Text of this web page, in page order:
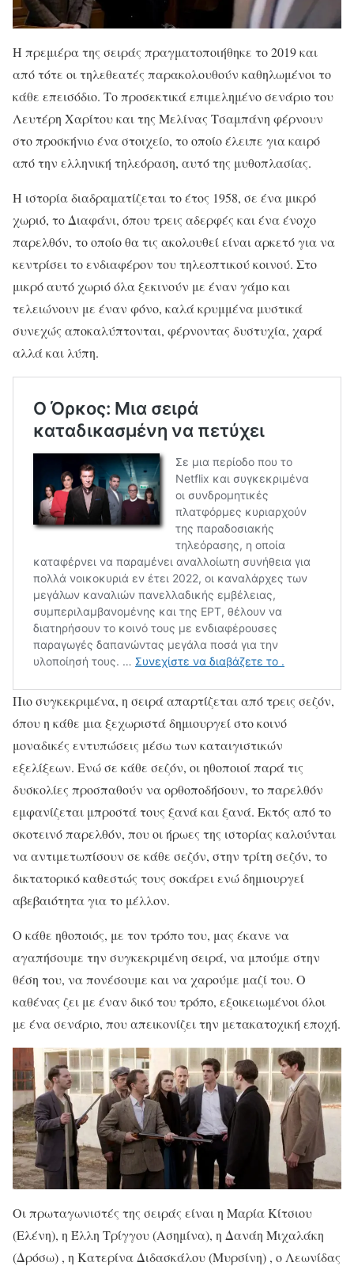
Η πρεμιέρα της σειράς πραγματοποιήθηκε το 2019 και
από τότε οι τηλεθεατές παρακολουθούν καθηλωμένοι το
κάθε επεισόδιο. Το προσεκτικά επιμελημένο σενάριο του
Λευτέρη Χαρίτου και της Μελίνας Τσαμπάνη φέρνουν
στο προσκήνιο ένα στοιχείο, το οποίο έλειπε για καιρό
από την ελληνική τηλεόραση, αυτό της μυθοπλασίας.
Η ιστορία διαδραματίζεται το έτος 1958, σε ένα μικρό
χωριό, το Διαφάνι, όπου τρεις αδερφές και ένα ένοχο
παρελθόν, το οποίο θα τις ακολουθεί είναι αρκετό για να
κεντρίσει το ενδιαφέρον του τηλεοπτικού κοινού. Στο
μικρό αυτό χωριό όλα ξεκινούν με έναν γάμο και
τελειώνουν με έναν φόνο, καλά κρυμμένα μυστικά
συνεχώς αποκαλύπτονται, φέρνοντας δυστυχία, χαρά
αλλά και λύπη.
Πιο συγκεκριμένα, η σειρά απαρτίζεται από τρεις σεζόν,
όπου η κάθε μια ξεχωριστά δημιουργεί στο κοινό
μοναδικές εντυπώσεις μέσω των καταιγιστικών
εξελίξεων. Ενώ σε κάθε σεζόν, οι ηθοποιοί παρά τις
δυσκολίες προσπαθούν να ορθοποδήσουν, το παρελθόν
εμφανίζεται μπροστά τους ξανά και ξανά. Εκτός από το
σκοτεινό παρελθόν, που οι ήρωες της ιστορίας καλούνται
να αντιμετωπίσουν σε κάθε σεζόν, στην τρίτη σεζόν, το
δικτατορικό καθεστώς τους σοκάρει ενώ δημιουργεί
αβεβαιότητα για το μέλλον.
Ο κάθε ηθοποιός, με τον τρόπο του, μας έκανε να
αγαπήσουμε την συγκεκριμένη σειρά, να μπούμε στην
θέση του, να πονέσουμε και να χαρούμε μαζί του. Ο
καθένας ζει με έναν δικό του τρόπο, εξοικειωμένοι όλοι
με ένα σενάριο, που απεικονίζει την μετακατοχική εποχή.
Οι πρωταγωνιστές της σειράς είναι η Μαρία Κίτσιου
(Ελένη), η Έλλη Τρίγγου (Ασημίνα), η Δανάη Μιχαλάκη
(Δρόσω) , η Κατερίνα Διδασκάλου (Μυρσίνη) , ο Λεωνίδας